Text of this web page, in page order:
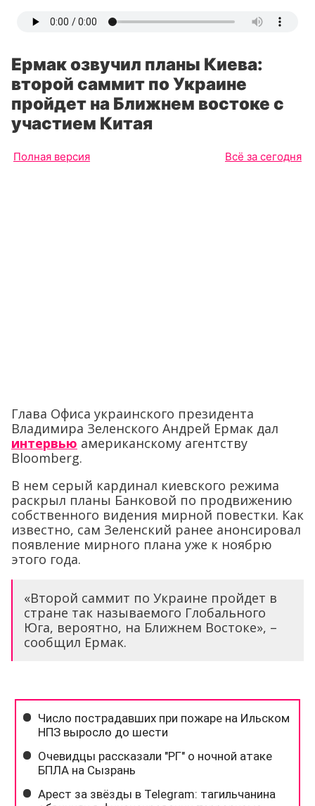
Ермак озвучил планы Киева:
второй саммит по Украине
пройдет на Ближнем востоке с
участием Китая
Полная версия Всё за сегодня
Глава Офиса украинского президента
Владимира Зеленского Андрей Ермак дал
интервью американскому агентству
Bloomberg.
В нем серый кардинал киевского режима
раскрыл планы Банковой по продвижению
собственного видения мирной повестки. Как
известно, сам Зеленский ранее анонсировал
появление мирного плана уже к ноябрю
этого года.
«Второй саммит по Украине пройдет в
стране так называемого Глобального
Юга, вероятно, на Ближнем Востоке», –
сообщил Ермак.